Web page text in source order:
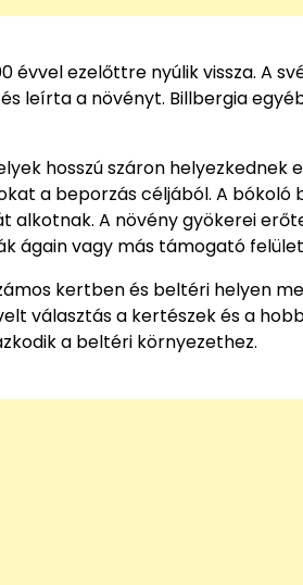
ezelőttre nyúlik vissza. A
leírta a növényt. Billbergia
hosszú száron helyezkednek
a beporzás céljából. A bókoló
alkotnak. A növény gyökerei
ágain vagy más támogató
kertben és beltéri helyen
választás a kertészek és a
a beltéri környezethez.